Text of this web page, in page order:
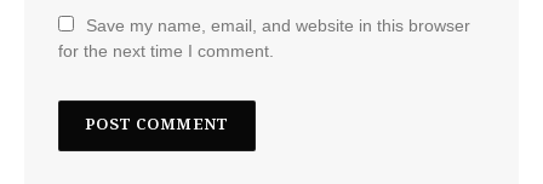
Save my name, email, and website in this browser
for the next time I comment.